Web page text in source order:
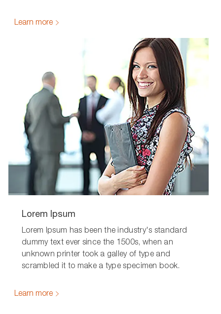
Learn more
Lorem Ipsum
Lorem Ipsum has been the industry's standard
dummy text ever since the 1500s, when an
unknown printer took a galley of type and
scrambled it to make a type specimen book.
Learn more